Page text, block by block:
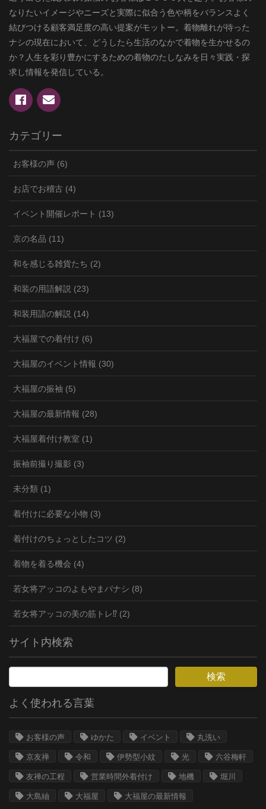
なりたいイメージやニーズと実際に似合う色や柄をバランスよく
結びつける顧客満足度の高い提案がモットー。着物離れが待った
ナシの現在において、どうしたら生活のなかで着物を生かせるの
か？人生を彩り豊かにするための着物のたしなみを日々実践・探
求し情報を発信している。
カテゴリー
お客様の声 (6)
お店でお稽古 (4)
イベント開催レポート (13)
京の名品 (11)
和を感じる雑貨たち (2)
和装の用語解説 (23)
和装用語の解説 (14)
大福屋での着付け (6)
大福屋のイベント情報 (30)
大福屋の振袖 (5)
大福屋の最新情報 (28)
大福屋着付け教室 (1)
振袖前撮り撮影 (3)
未分類 (1)
着付けに必要な小物 (3)
着付けのちょっとしたコツ (2)
着物を着る機会 (4)
若女将アッコのよもやまバナシ (8)
若女将アッコの美の筋トレ⁉︎ (2)
サイト内検索
よく使われる言葉
お客様の声 ゆかた イベント 丸洗い
京友禅 令和 伊勢型小紋 光 六谷梅軒
友禅の工程 営業時間外着付け 地機 堀川
大島紬 大福屋 大福屋の最新情報